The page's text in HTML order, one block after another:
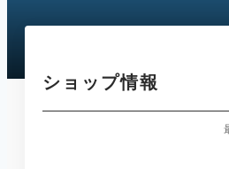
ショップ情報